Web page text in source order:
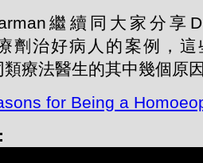
繼續同大家分享
劑治好病人的案例，
療法醫生的其中幾個原
for Being a